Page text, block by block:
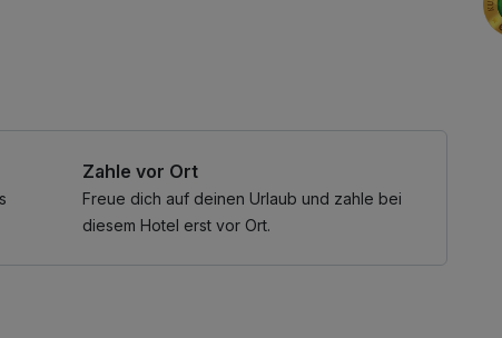
Nutzung des Fitnessbereichs, Nutzung des
Zahle vor Ort
Freue dich auf deinen Urlaub und zahle bei
diesem Hotel erst vor Ort.